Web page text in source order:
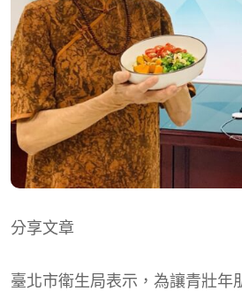
分享文章
臺北市衛生局表示，為讓青壯年